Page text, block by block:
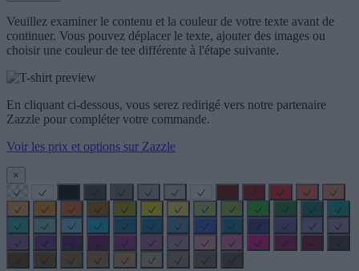
Veuillez examiner le contenu et la couleur de votre texte avant de
continuer. Vous pouvez déplacer le texte, ajouter des images ou
choisir une couleur de tee différente à l'étape suivante.
En cliquant ci-dessous, vous serez redirigé vers notre partenaire
Zazzle pour compléter votre commande.
Voir les prix et options sur Zazzle
×